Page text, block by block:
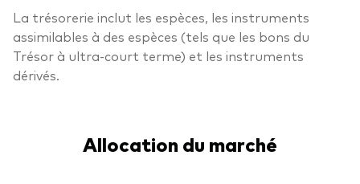
La trésorerie inclut les espèces, les instruments
assimilables à des espèces (tels que les bons du
Trésor à ultra-court terme) et les instruments
dérivés.
Allocation du marché